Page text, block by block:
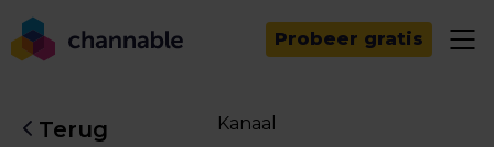
Probeer gratis
Terug Kanaal